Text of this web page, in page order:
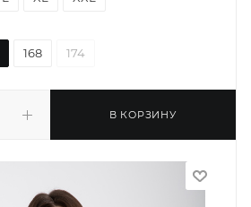
В КОРЗИНУ
168 174